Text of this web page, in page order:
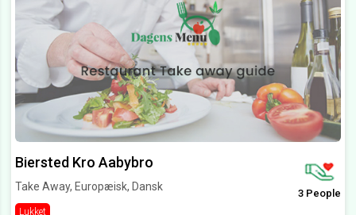
Biersted Kro Aabybro
Take Away, Europæisk, Dansk
Lukket
3 People